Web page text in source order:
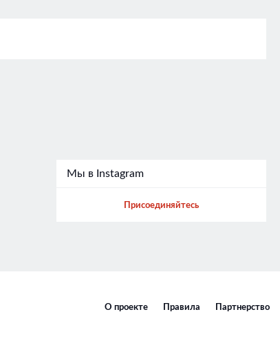
Мы в Instagram
Присоединяйтесь
О проекте Правила Партнерство